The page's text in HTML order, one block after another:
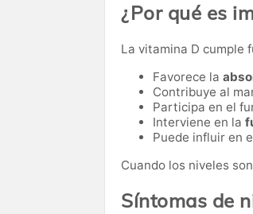
¿Por qué es
La vitamina D cumple
Favorece la
Contribuye al
Participa en el
Interviene en la
Puede influir en
Cuando los niveles
Síntomas de